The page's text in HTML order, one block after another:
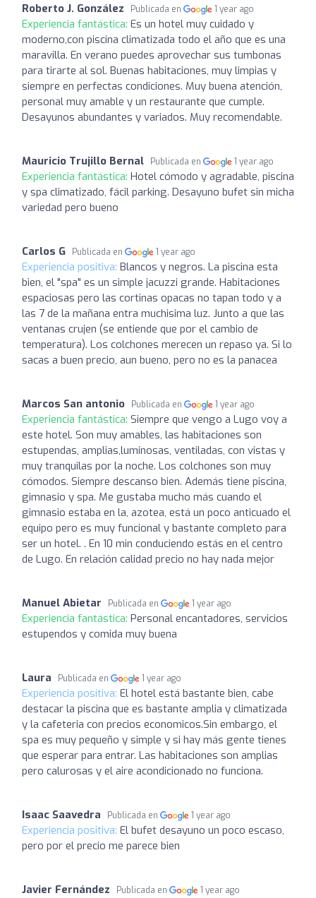
Roberto J. González Publicada en 1 year ago
Experiencia fantástica: Es un hotel muy cuidado y
moderno,con piscina climatizada todo el año que es una
maravilla. En verano puedes aprovechar sus tumbonas
para tirarte al sol. Buenas habitaciones, muy limpias y
siempre en perfectas condiciones. Muy buena atención,
personal muy amable y un restaurante que cumple.
Desayunos abundantes y variados. Muy recomendable.
Mauricio Trujillo Bernal Publicada en 1 year ago
Experiencia fantástica: Hotel cómodo y agradable, piscina
y spa climatizado, fácil parking. Desayuno bufet sin micha
variedad pero bueno
Carlos G Publicada en 1 year ago
Experiencia positiva: Blancos y negros. La piscina esta
bien, el "spa" es un simple jacuzzi grande. Habitaciones
espaciosas pero las cortinas opacas no tapan todo y a
las 7 de la mañana entra muchisima luz. Junto a que las
ventanas crujen (se entiende que por el cambio de
temperatura). Los colchones merecen un repaso ya. Si lo
sacas a buen precio, aun bueno, pero no es la panacea
Marcos San antonio Publicada en 1 year ago
Experiencia fantástica: Siempre que vengo a Lugo voy a
este hotel. Son muy amables, las habitaciones son
estupendas, amplias,luminosas, ventiladas, con vistas y
muy tranquilas por la noche. Los colchones son muy
cómodos. Siempre descanso bien. Además tiene piscina,
gimnasio y spa. Me gustaba mucho más cuando el
gimnasio estaba en la, azotea, está un poco anticuado el
equipo pero es muy funcional y bastante completo para
ser un hotel. . En 10 min conduciendo estás en el centro
de Lugo. En relación calidad precio no hay nada mejor
Manuel Abietar Publicada en 1 year ago
Experiencia fantástica: Personal encantadores, servicios
estupendos y comida muy buena
Laura Publicada en 1 year ago
Experiencia positiva: El hotel está bastante bien, cabe
destacar la piscina que es bastante amplia y climatizada
y la cafeteria con precios economicos.Sin embargo, el
spa es muy pequeño y simple y si hay más gente tienes
que esperar para entrar. Las habitaciones son amplias
pero calurosas y el aire acondicionado no funciona.
Isaac Saavedra Publicada en 1 year ago
Experiencia positiva: El bufet desayuno un poco escaso,
pero por el precio me parece bien
Javier Fernández Publicada en 1 year ago